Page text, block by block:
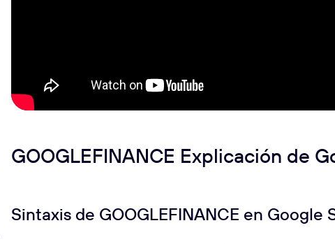
GOOGLEFINANCE Explicación de
Sintaxis de GOOGLEFINANCE en Google